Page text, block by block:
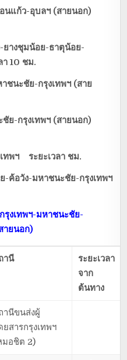
อนแก้ว-อุบลฯ (สายนอก)
ยางชุมน้อย-ธาตุน้อย-
า 10 ชม.
ชนะชัย-กรุงเทพฯ (สาย
ชัย-กรุงเทพฯ (สายนอก)
ทพฯ ระยะเวลา ชม.
-ค้อวัง-มหาชนะชัย-กรุงเทพฯ
รุงเทพฯ-มหาชนะชัย-
ายนอก)
านี
ระยะเวลา
จาก
ต้นทาง
านีขนส่งผู้
ยสารกรุงเทพฯ
มอชิต 2)